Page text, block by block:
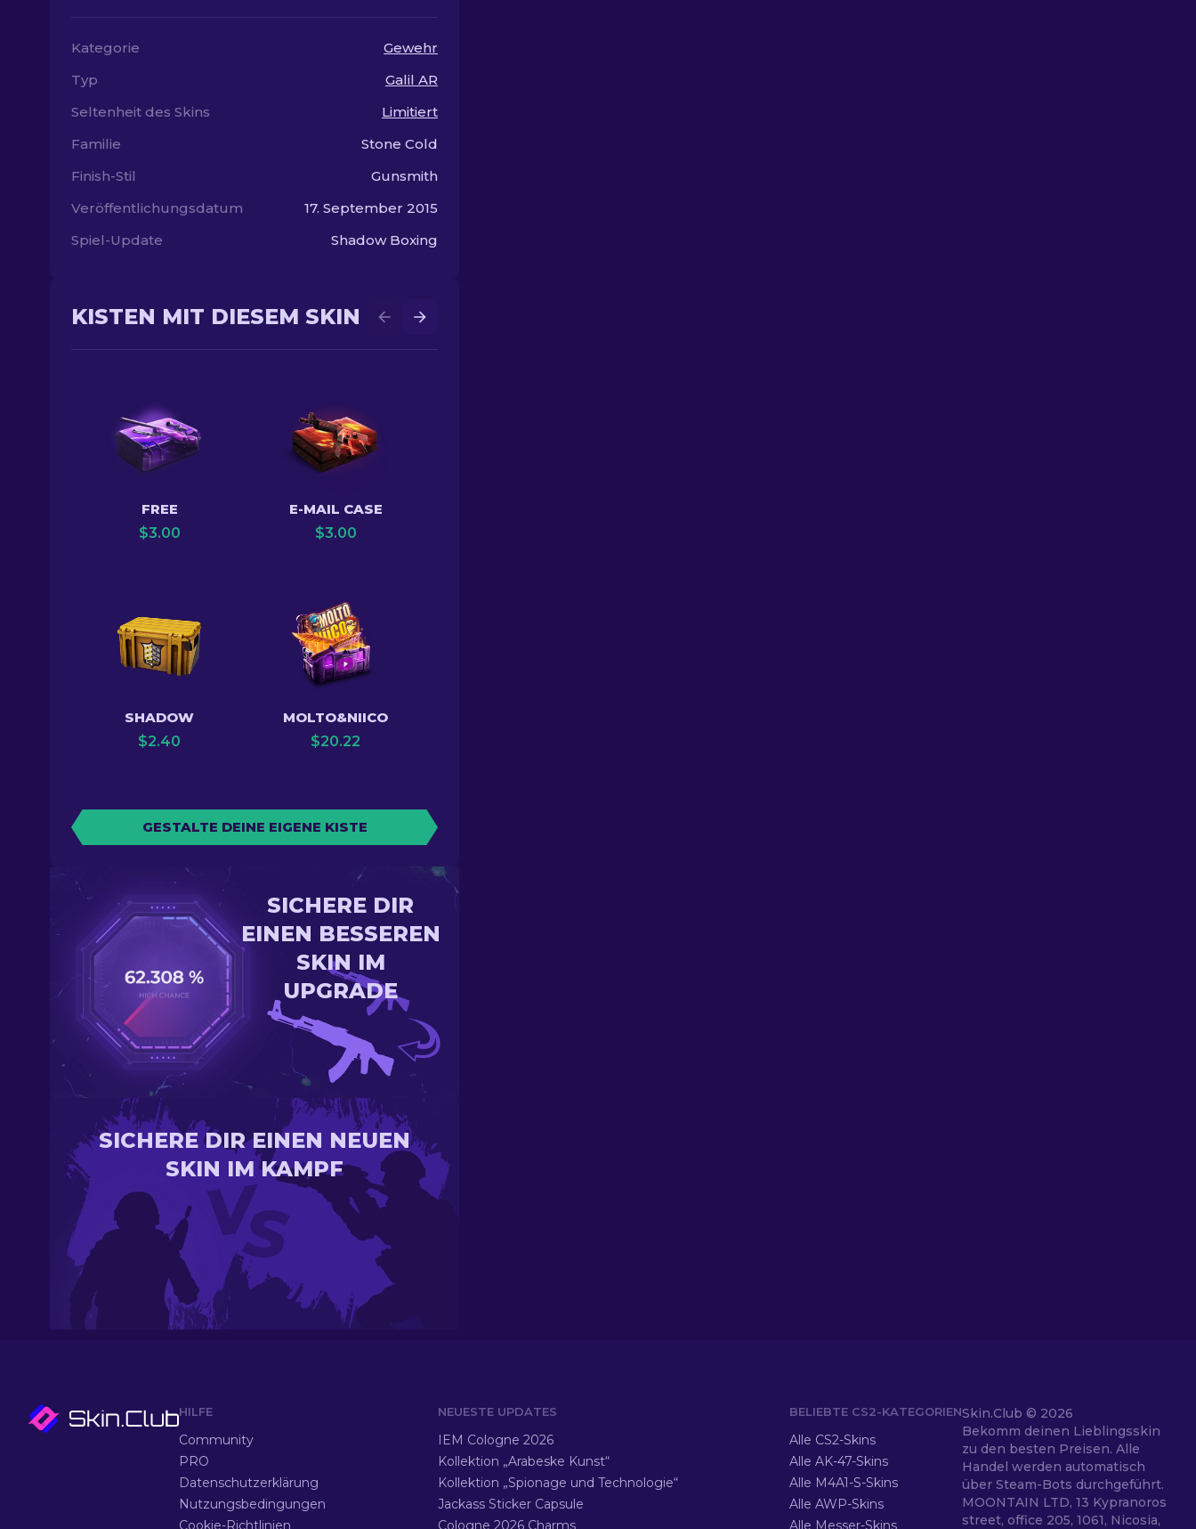
Kategorie
Gewehr
Typ
Galil AR
Seltenheit des Skins
Limitiert
Familie
Stone Cold
Finish-Stil
Gunsmith
Veröffentlichungsdatum
17. September 2015
Spiel-Update
Shadow Boxing
KISTEN MIT DIESEM SKIN
FREE
$3.00
E-MAIL CASE
$3.00
SHADOW
$2.40
MOLTO&NIICO
$20.22
GESTALTE DEINE EIGENE KISTE
SICHERE DIR
EINEN BESSEREN
SKIN IM
UPGRADE
SICHERE DIR EINEN NEUEN
SKIN IM KAMPF
HILFE
Community
PRO
Datenschutzerklärung
Nutzungsbedingungen
Cookie-Richtlinien
NEUESTE UPDATES
IEM Cologne 2026
Kollektion „Arabeske Kunst“
Kollektion „Spionage und Technologie“
Jackass Sticker Capsule
Cologne 2026 Charms
BELIEBTE CS2-KATEGORIEN
Alle CS2-Skins
Alle AK-47-Skins
Alle M4A1-S-Skins
Alle AWP-Skins
Alle Messer-Skins
Skin.Club © 2026
Bekomm deinen Lieblingsskin
zu den besten Preisen. Alle
Handel werden automatisch
über Steam-Bots durchgeführt.
MOONTAIN LTD, 13 Kypranoros
street, office 205, 1061, Nicosia,